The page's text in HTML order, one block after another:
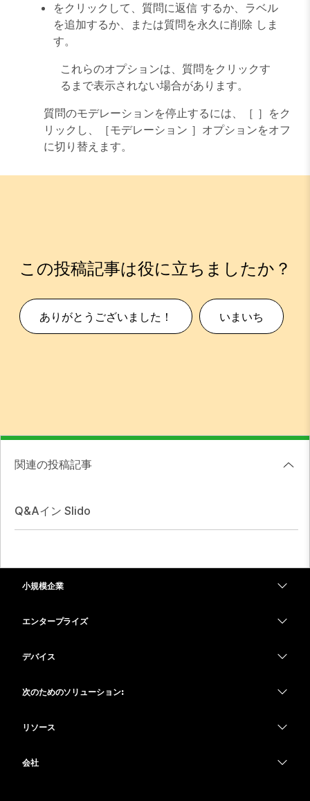
をクリックして、質問に返信 するか、 ラベル
を追加するか、または質問を永久に削除 しま
す。
これらのオプションは、質問をクリックす
るまで表示されない場合があります。
質問のモデレーションを停止するには、［ ］をク
リックし、［モデレーション ］オプションをオフ
に切り替えます。
この投稿記事は役に立ちましたか？
ありがとうございました！ いまいち
関連の投稿記事
Q&Aイン Slido
小規模企業
エンタープライズ
デバイス
次のためのソリューション:
リソース
会社